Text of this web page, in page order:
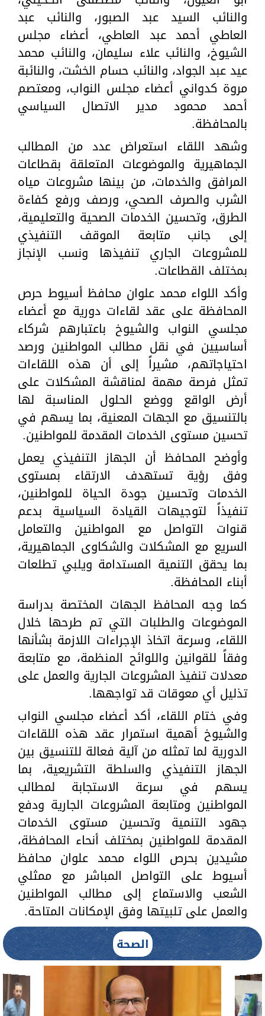
والنائب السيد عبد الصبور، والنائب عبد
العاطي أحمد عبد العاطي، أعضاء مجلس
الشيوخ، والنائب علاء سليمان، والنائب محمد
عيد عبد الجواد، والنائب حسام الخشت، والنائبة
مروة كدواني أعضاء مجلس النواب، ومعتصم
أحمد محمود مدير الاتصال السياسي
بالمحافظة.
وشهد اللقاء استعراض عدد من المطالب
الجماهيرية والموضوعات المتعلقة بقطاعات
المرافق والخدمات، من بينها مشروعات مياه
الشرب والصرف الصحي، ورصف ورفع كفاءة
الطرق، وتحسين الخدمات الصحية والتعليمية،
إلى جانب متابعة الموقف التنفيذي
للمشروعات الجاري تنفيذها ونسب الإنجاز
بمختلف القطاعات.
وأكد اللواء محمد علوان محافظ أسيوط حرص
المحافظة على عقد لقاءات دورية مع أعضاء
مجلسي النواب والشيوخ باعتبارهم شركاء
أساسيين في نقل مطالب المواطنين ورصد
احتياجاتهم، مشيراً إلى أن هذه اللقاءات
تمثل فرصة مهمة لمناقشة المشكلات على
أرض الواقع ووضع الحلول المناسبة لها
بالتنسيق مع الجهات المعنية، بما يسهم في
تحسين مستوى الخدمات المقدمة للمواطنين.
وأوضح المحافظ أن الجهاز التنفيذي يعمل
وفق رؤية تستهدف الارتقاء بمستوى
الخدمات وتحسين جودة الحياة للمواطنين،
تنفيذاً لتوجيهات القيادة السياسية بدعم
قنوات التواصل مع المواطنين والتعامل
السريع مع المشكلات والشكاوى الجماهيرية،
بما يحقق التنمية المستدامة ويلبي تطلعات
أبناء المحافظة.
كما وجه المحافظ الجهات المختصة بدراسة
الموضوعات والطلبات التي تم طرحها خلال
اللقاء، وسرعة اتخاذ الإجراءات اللازمة بشأنها
وفقاً للقوانين واللوائح المنظمة، مع متابعة
معدلات تنفيذ المشروعات الجارية والعمل على
تذليل أي معوقات قد تواجهها.
وفي ختام اللقاء، أكد أعضاء مجلسي النواب
والشيوخ أهمية استمرار عقد هذه اللقاءات
الدورية لما تمثله من آلية فعالة للتنسيق بين
الجهاز التنفيذي والسلطة التشريعية، بما
يسهم في سرعة الاستجابة لمطالب
المواطنين ومتابعة المشروعات الجارية ودفع
جهود التنمية وتحسين مستوى الخدمات
المقدمة للمواطنين بمختلف أنحاء المحافظة،
مشيدين بحرص اللواء محمد علوان محافظ
أسيوط على التواصل المباشر مع ممثلي
الشعب والاستماع إلى مطالب المواطنين
والعمل على تلبيتها وفق الإمكانات المتاحة.
الصحة